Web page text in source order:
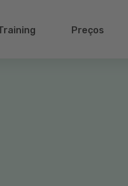
Preços